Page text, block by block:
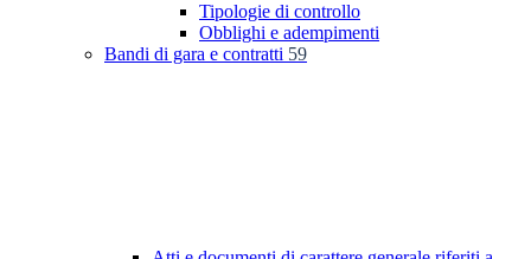
Tipologie di controllo
Obblighi e adempimenti
Bandi di gara e contratti 59